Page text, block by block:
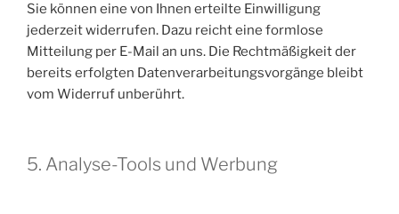
Sie können eine von Ihnen erteilte Einwilligung
jederzeit widerrufen. Dazu reicht eine formlose
Mitteilung per E-Mail an uns. Die Rechtmäßigkeit der
bereits erfolgten Datenverarbeitungsvorgänge bleibt
vom Widerruf unberührt.
5. Analyse-Tools und Werbung